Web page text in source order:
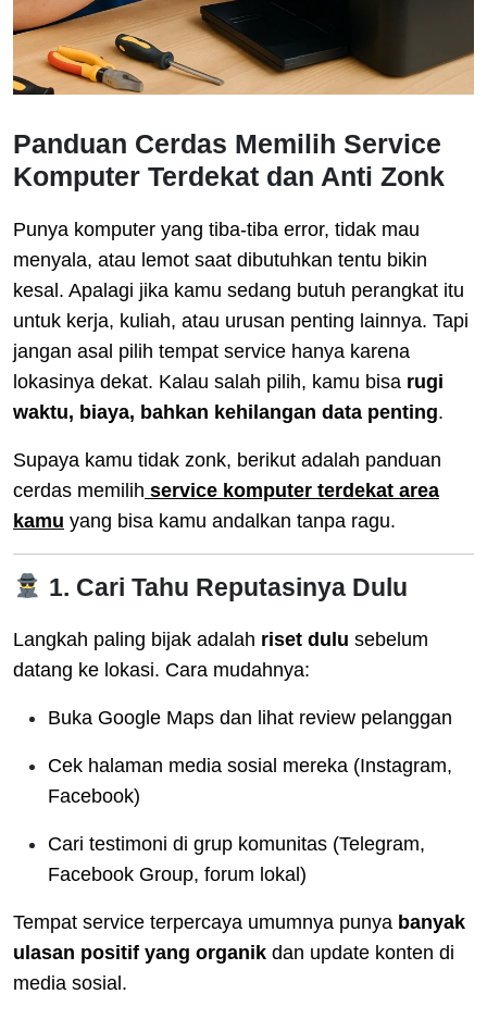
Panduan Cerdas Memilih Service
Komputer Terdekat dan Anti Zonk
Punya komputer yang tiba-tiba error, tidak mau
menyala, atau lemot saat dibutuhkan tentu bikin
kesal. Apalagi jika kamu sedang butuh perangkat itu
untuk kerja, kuliah, atau urusan penting lainnya. Tapi
jangan asal pilih tempat service hanya karena
lokasinya dekat. Kalau salah pilih, kamu bisa rugi
waktu, biaya, bahkan kehilangan data penting.
Supaya kamu tidak zonk, berikut adalah panduan
cerdas memilih service komputer terdekat area
kamu yang bisa kamu andalkan tanpa ragu.
1. Cari Tahu Reputasinya Dulu
Langkah paling bijak adalah riset dulu sebelum
datang ke lokasi. Cara mudahnya:
Buka Google Maps dan lihat review pelanggan
Cek halaman media sosial mereka (Instagram,
Facebook)
Cari testimoni di grup komunitas (Telegram,
Facebook Group, forum lokal)
Tempat service terpercaya umumnya punya banyak
ulasan positif yang organik dan update konten di
media sosial.